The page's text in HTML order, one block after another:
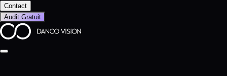
Contact
Audit Gratuit